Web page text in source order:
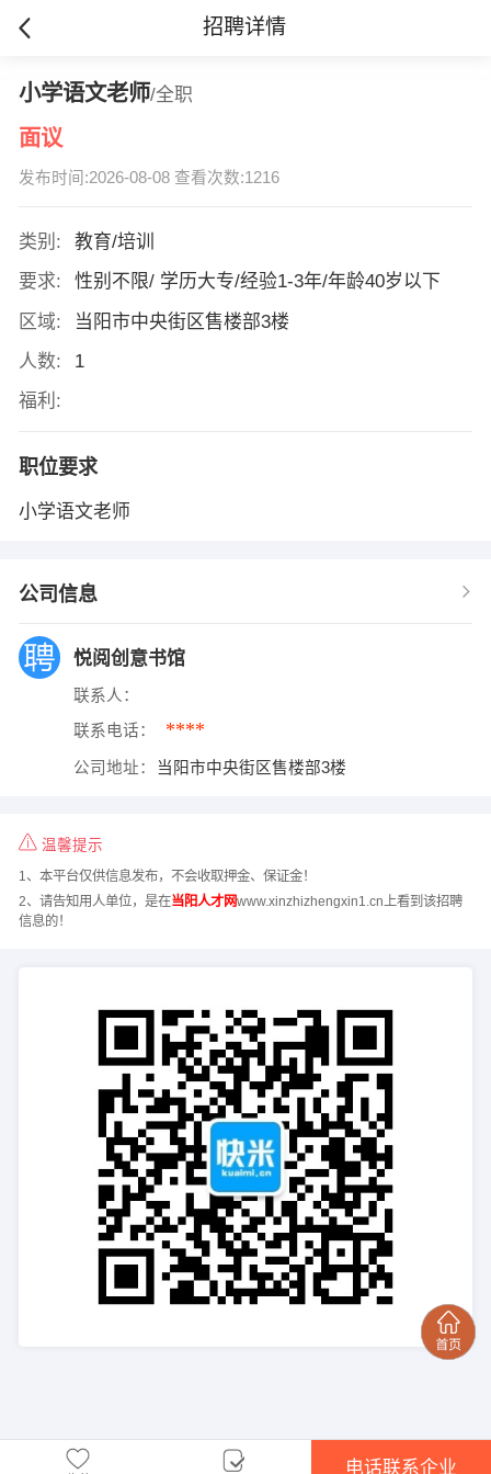
招聘详情
小学语文老师/全职
面议
发布时间:2026-08-08 查看次数:1216
类别:
教育/培训
要求:
性别不限/ 学历大专/经验1-3年/年龄40岁以下
区域:
当阳市中央街区售楼部3楼
人数:
1
福利:
职位要求
小学语文老师
公司信息
悦阅创意书馆
联系人：
联系电话： ****
公司地址： 当阳市中央街区售楼部3楼
温馨提示
1、本平台仅供信息发布，不会收取押金、保证金！
2、请告知用人单位，是在当阳人才网www.xinzhizhengxin1.cn上看到该招聘
信息的！
电话联系企业